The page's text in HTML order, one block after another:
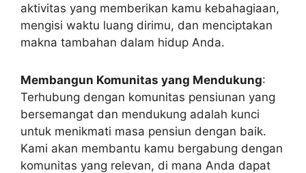
aktivitas yang memberikan kamu kebahagiaan,
mengisi waktu luang dirimu, dan menciptakan
makna tambahan dalam hidup Anda.
Membangun Komunitas yang Mendukung:
Terhubung dengan komunitas pensiunan yang
bersemangat dan mendukung adalah kunci
untuk menikmati masa pensiun dengan baik.
Kami akan membantu kamu bergabung dengan
komunitas yang relevan, di mana Anda dapat